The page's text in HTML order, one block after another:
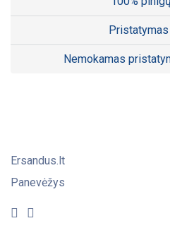
Nemokamas
Ersandus.lt
Panevėžys